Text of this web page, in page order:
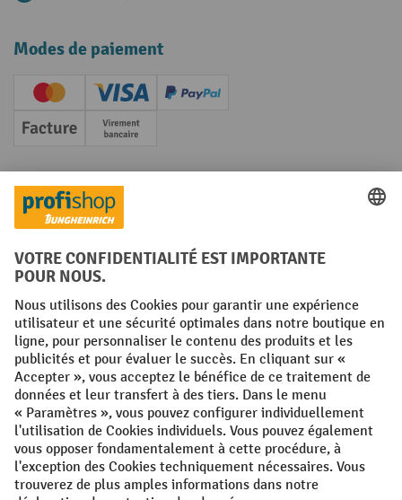
Modes de paiement
Creditcard (Master)Creditcard (Visa)
PayPal
Facture Paiement anticipé
Réseaux sociaux
Facebook
YouTube
LinkedInInstagram
Conditions générales Mentions légales
Protection des Données Politique de cookies
All prices excl. VAT plusshipping costsand possible delivery charges,
if not stated otherwise.
¹ La remise est valable jusqu'à épuisement des stocks. La remise ne
s'applique pas aux prix spéciaux. Il n'est pas possible de le combiner
avec d'autres réductions en pourcentage ou bons de réduction. | ² Une